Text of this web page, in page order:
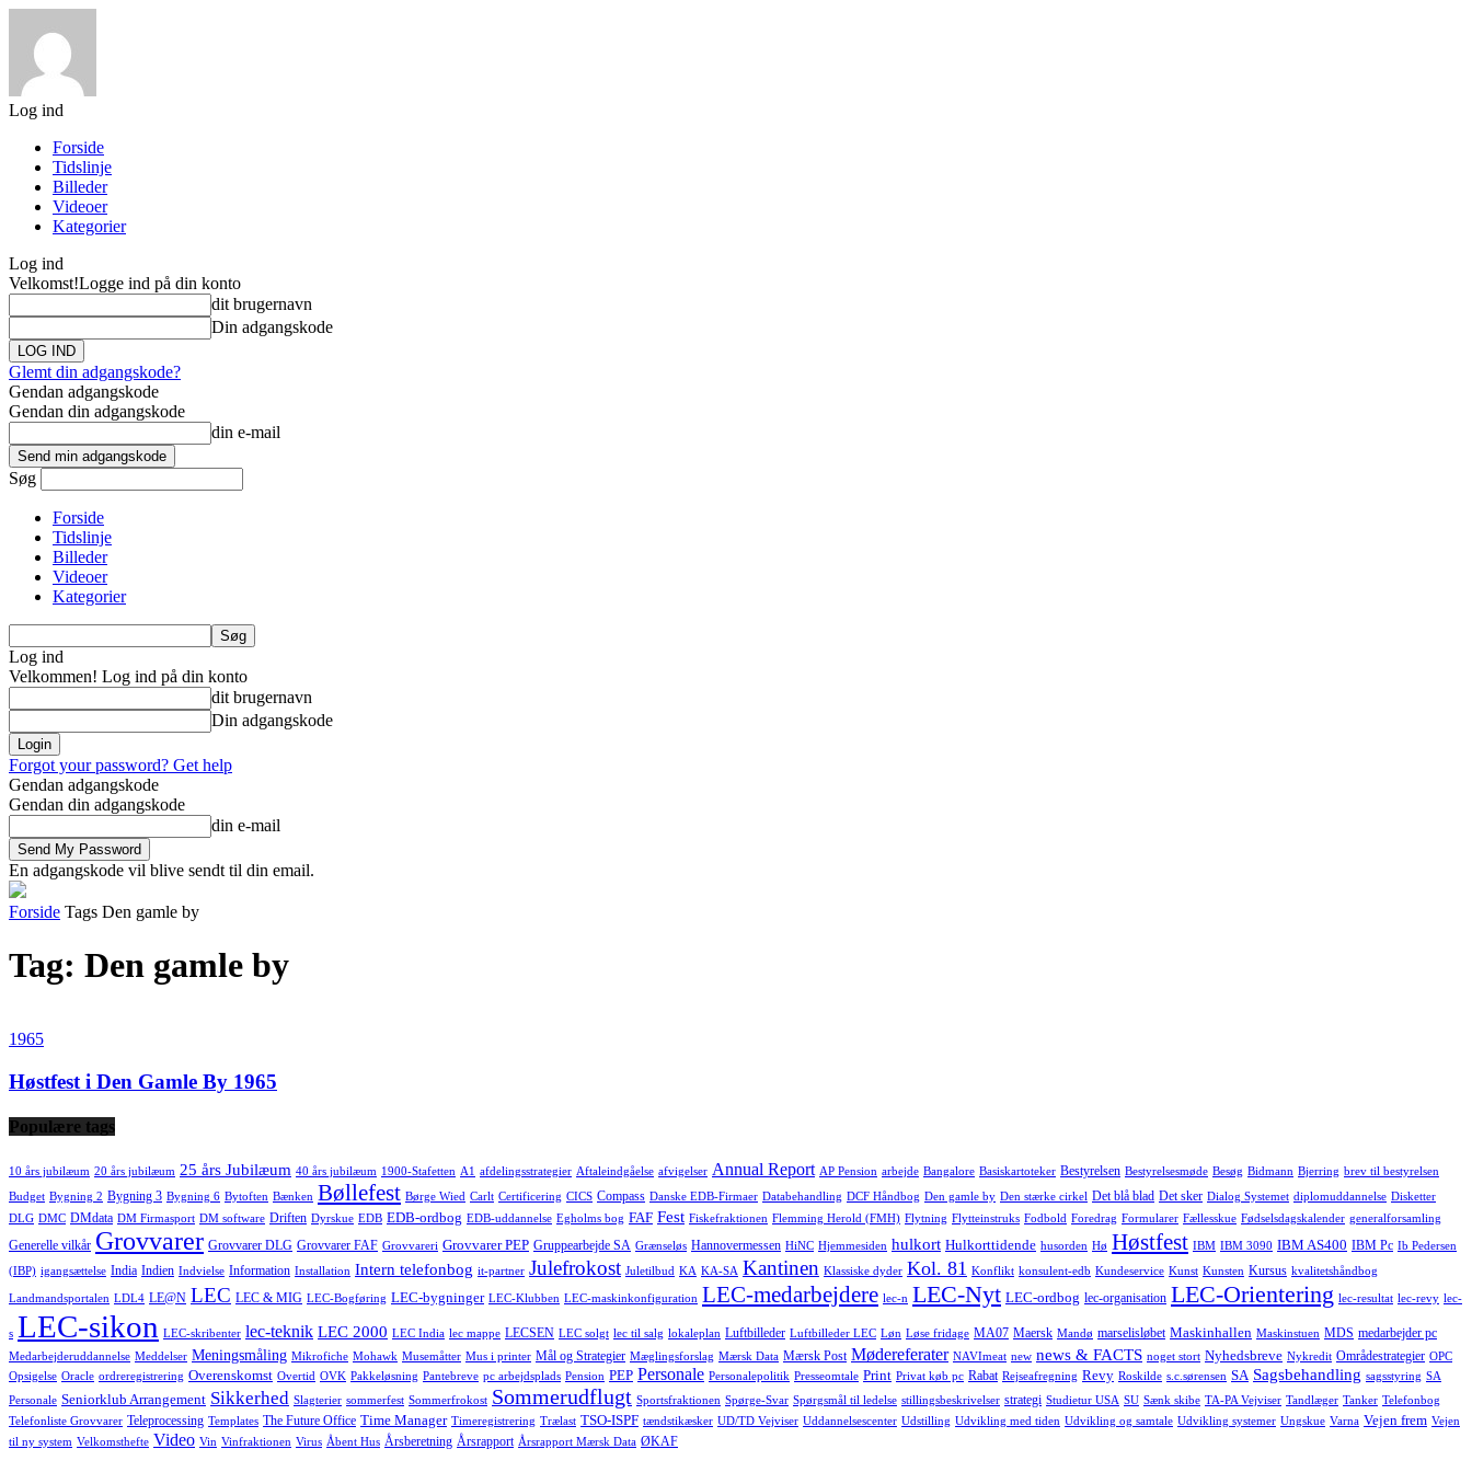
Log ind
Forside
Tidslinje
Billeder
Videoer
Kategorier
Log ind
Velkomst!Logge ind på din konto
dit brugernavn
Din adgangskode
Glemt din adgangskode?
Gendan adgangskode
Gendan din adgangskode
din e-mail
Søg
Forside
Tidslinje
Billeder
Videoer
Kategorier
Log ind
Velkommen! Log ind på din konto
dit brugernavn
Din adgangskode
Forgot your password? Get help
Gendan adgangskode
Gendan din adgangskode
din e-mail
En adgangskode vil blive sendt til din email.
Forside Tags Den gamle by
Tag: Den gamle by
1965
Høstfest i Den Gamle By 1965
Populære tags
10 års jubilæum 20 års jubilæum 25 års Jubilæum 40 års jubilæum 1900-Stafetten A1 afdelingsstrategier Aftaleindgåelse afvigelser Annual Report AP Pension arbejde Bangalore Basiskartoteker Bestyrelsen Bestyrelsesmøde Besøg Bidmann Bjerring brev til bestyrelsen
Budget Bygning 2 Bygning 3 Bygning 6 Bytoften Bænken Bøllefest Børge Wied Carlt Certificering CICS Compass Danske EDB-Firmaer Databehandling DCF Håndbog Den gamle by Den stærke cirkel Det blå blad Det sker Dialog Systemet diplomuddannelse Disketter
DLG DMC DMdata DM Firmasport DM software Driften Dyrskue EDB EDB-ordbog EDB-uddannelse Egholms bog FAF Fest Fiskefraktionen Flemming Herold (FMH) Flytning Flytteinstruks Fodbold Foredrag Formularer Fællesskue Fødselsdagskalender generalforsamling
Generelle vilkår Grovvarer Grovvarer DLG Grovvarer FAF Grovvareri Grovvarer PEP Gruppearbejde SA Grænseløs Hannovermessen HiNC Hjemmesiden hulkort Hulkorttidende husorden Hø Høstfest IBM IBM 3090 IBM AS400 IBM Pc Ib Pedersen
(IBP) igangsættelse India Indien Indvielse Information Installation Intern telefonbog it-partner Julefrokost Juletilbud KA KA-SA Kantinen Klassiske dyder Kol. 81 Konflikt konsulent-edb Kundeservice Kunst Kunsten Kursus kvalitetshåndbog
Landmandsportalen LDL4 LE@N LEC LEC & MIG LEC-Bogføring LEC-bygninger LEC-Klubben LEC-maskinkonfiguration LEC-medarbejdere lec-n LEC-Nyt LEC-ordbog lec-organisation LEC-Orientering lec-resultat lec-revy lec-
s LEC-sikon LEC-skribenter lec-teknik LEC 2000 LEC India lec mappe LECSEN LEC solgt lec til salg lokaleplan Luftbilleder Luftbilleder LEC Løn Løse fridage MA07 Maersk Mandø marselisløbet Maskinhallen Maskinstuen MDS medarbejder pc
Medarbejderuddannelse Meddelser Meningsmåling Mikrofiche Mohawk Musemåtter Mus i printer Mål og Strategier Mæglingsforslag Mærsk Data Mærsk Post Mødereferater NAVImeat new news & FACTS noget stort Nyhedsbreve Nykredit Områdestrategier OPC
Opsigelse Oracle ordreregistrering Overenskomst Overtid OVK Pakkeløsning Pantebreve pc arbejdsplads Pension PEP Personale Personalepolitik Presseomtale Print Privat køb pc Rabat Rejseafregning Revy Roskilde s.c.sørensen SA Sagsbehandling sagsstyring SA
Personale Seniorklub Arrangement Sikkerhed Slagterier sommerfest Sommerfrokost Sommerudflugt Sportsfraktionen Spørge-Svar Spørgsmål til ledelse stillingsbeskrivelser strategi Studietur USA SU Sænk skibe TA-PA Vejviser Tandlæger Tanker Telefonbog
Telefonliste Grovvarer Teleprocessing Templates The Future Office Time Manager Timeregistrering Trælast TSO-ISPF tændstikæsker UD/TD Vejviser Uddannelsescenter Udstilling Udvikling med tiden Udvikling og samtale Udvikling systemer Ungskue Varna Vejen frem Vejen
til ny system Velkomsthefte Video Vin Vinfraktionen Virus Åbent Hus Årsberetning Årsrapport Årsrapport Mærsk Data ØKAF